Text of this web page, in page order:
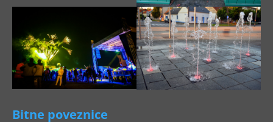
Bitne poveznice